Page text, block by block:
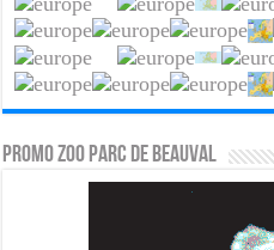
PROMO ZOO PARC DE BEAUVAL